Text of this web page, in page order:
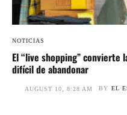
NOTICIAS
El “live shopping” convierte
difícil de abandonar
AUGUST 10, 8:28 AM BY EL